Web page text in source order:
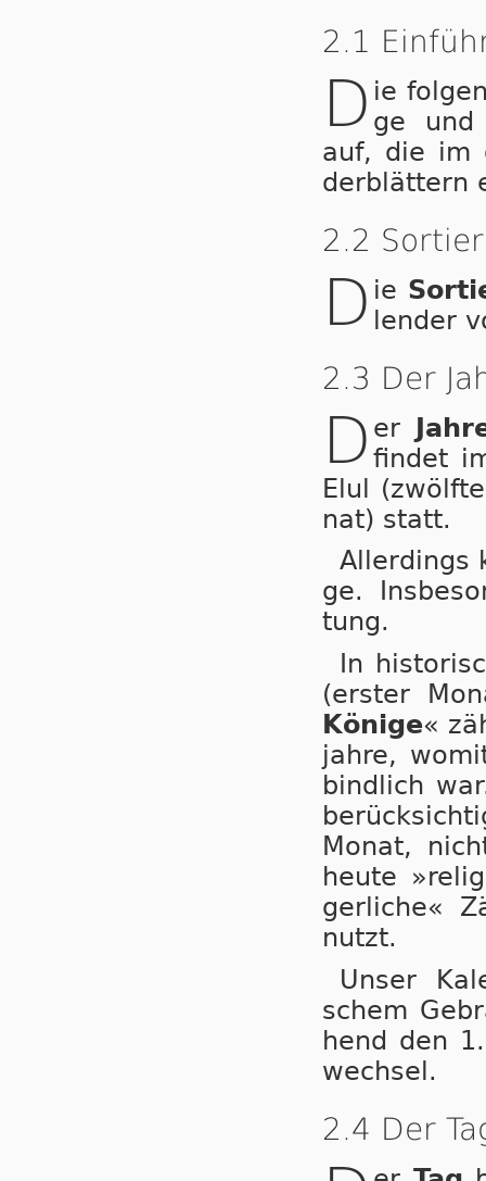
2.1
D ie
ge und
auf, die im
der­blät­tern
2.2
D ie
len­der
2.3 Der
D er
fin­det
Elul
nat) statt.
Allerdings
ge.
tung.
In
(ers­ter
Kö­ni­ge«
jah­re,
bind­lich
Mo­nat,
heu­te
ger­li­che«
nutzt.
Unser
schem
hend den
wech­sel.
2.4 Der